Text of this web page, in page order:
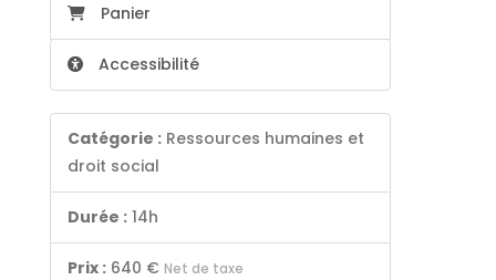
Panier
Accessibilité
Catégorie : Ressources humaines et
droit social
Durée :14h
Prix : 640 € Net de taxe